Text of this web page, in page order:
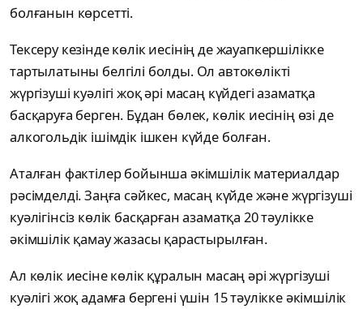
болғанын көрсетті.
Тексеру кезінде көлік иесінің де жауапкершілікке
тартылатыны белгілі болды. Ол автокөлікті
жүргізуші куәлігі жоқ әрі масаң күйдегі азаматқа
басқаруға берген. Бұдан бөлек, көлік иесінің өзі де
алкогольдік ішімдік ішкен күйде болған.
Аталған фактілер бойынша әкімшілік материалдар
рәсімделді. Заңға сәйкес, масаң күйде және жүргізуші
куәлігінсіз көлік басқарған азаматқа 20 тәулікке
әкімшілік қамау жазасы қарастырылған.
Ал көлік иесіне көлік құралын масаң әрі жүргізуші
куәлігі жоқ адамға бергені үшін 15 тәулікке әкімшілік